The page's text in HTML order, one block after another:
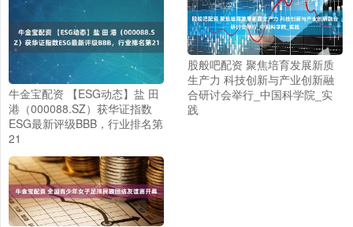
牛金宝配资 【ESG动态】盐 田
港（000088.SZ）获华证指数
ESG最新评级BBB，行业排名第
21
股般吧配资 聚焦培育发展新质
生产力 科技创新与产业创新融
合研讨会举行_中国科学院_实
践